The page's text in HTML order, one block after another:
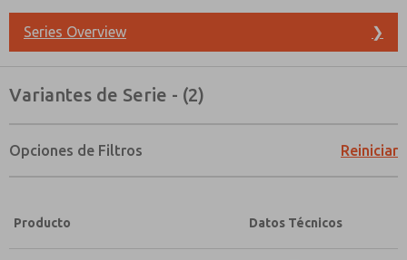
Series Overview ❯
Variantes de Serie - (2)
Opciones de Filtros Reiniciar
Producto Datos Técnicos